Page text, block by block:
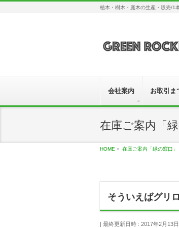
植木・樹木・庭木の生産・販売/1
会社案内 お取引ま
在庫ご案内「緑
HOME » 在庫ご案内「緑の窓口」
そういえばグリ
最終更新日時 : 2017年2月13日